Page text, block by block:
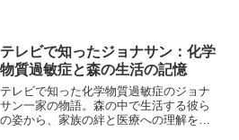
テレビで知ったジョナサン：化学
物質過敏症と森の生活の記憶
テレビで知った化学物質過敏症のジョナ
サン一家の物語。森の中で生活する彼ら
の姿から、家族の絆と医療への理解を深